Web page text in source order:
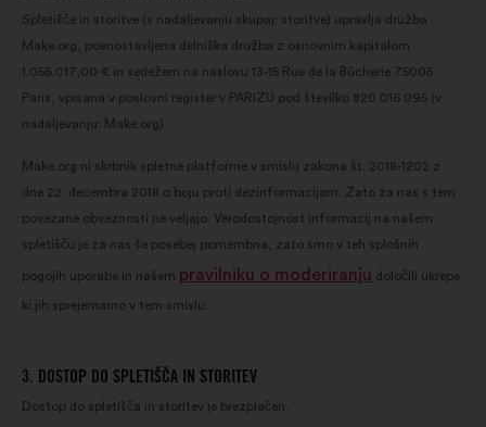
Spletišče in storitve (v nadaljevanju skupaj: storitve) upravlja družba
Make.org, poenostavljena delniška družba z osnovnim kapitalom
1.056.017,00·€ in sedežem na naslovu 13-15 Rue de la Bûcherie 75005
Paris, vpisana v poslovni register v PARIZU pod številko 820 016 095 (v
nadaljevanju: Make.org).
Make.org ni skrbnik spletne platforme v smislu zakona št. 2018-1202 z
dne 22. decembra 2018 o boju proti dezinformacijam. Zato za nas s tem
povezane obveznosti ne veljajo. Verodostojnost informacij na našem
spletišču je za nas še posebej pomembna, zato smo v teh splošnih
pogojih uporabe in našem pravilniku o moderiranju določili ukrepe,
ki jih sprejemamo v tem smislu.
3. DOSTOP DO SPLETIŠČA IN STORITEV
Dostop do spletišča in storitev je brezplačen.